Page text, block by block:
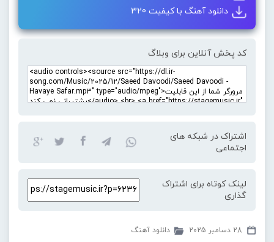
دانلود آهنگ با کیفیت 320
کد پخش آنلاین برای وبلاگ
اشتراک در شبکه های
اجتماعی
لینک کوتاه برای اشتراک
گذاری
28 دسامبر 2025 دانلود آهنگ